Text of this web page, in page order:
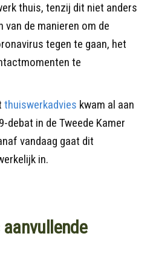
thuis, tenzij dit niet anders
van de manieren om de
tegen te gaan, het
te
thuiswerkadvies kwam al aan
debat in de Tweede Kamer
vandaag gaat dit
in.